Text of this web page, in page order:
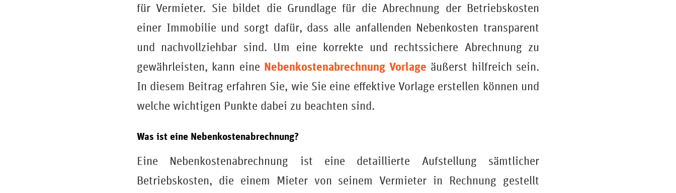
für Vermieter. Sie bildet die Grundlage für die Abrechnung der Betriebskosten
einer Immobilie und sorgt dafür, dass alle anfallenden Nebenkosten transparent
und nachvollziehbar sind. Um eine korrekte und rechtssichere Abrechnung zu
gewährleisten, kann eine Nebenkostenabrechnung Vorlage äußerst hilfreich sein.
In diesem Beitrag erfahren Sie, wie Sie eine effektive Vorlage erstellen können und
welche wichtigen Punkte dabei zu beachten sind.
Was ist eine Nebenkostenabrechnung?
Eine Nebenkostenabrechnung ist eine detaillierte Aufstellung sämtlicher
Betriebskosten, die einem Mieter von seinem Vermieter in Rechnung gestellt